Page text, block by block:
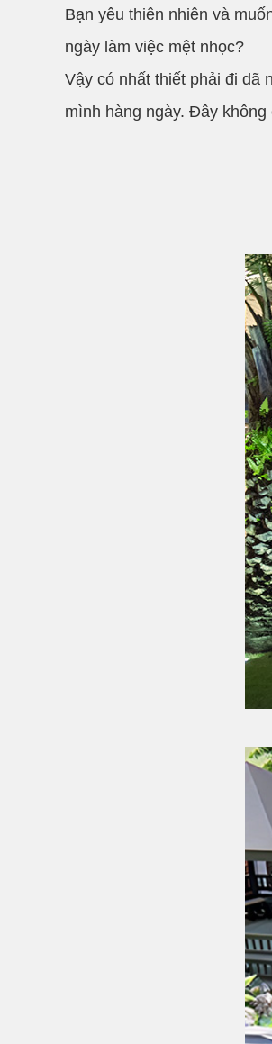
Bạn yêu thiên nhiên và
ngày làm việc mệt nhọc?
Vậy có nhất thiết phải đi dã
mình hàng ngày. Đây